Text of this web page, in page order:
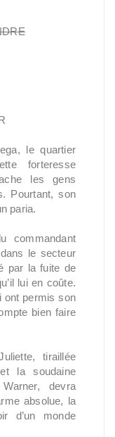
le quartier
forteresse
les gens
Pourtant, son
paria.
commandant
le secteur
par la fuite de
lui en coûte.
ont permis son
bien faire
tiraillée
la soudaine
devra
absolue, la
d’un monde